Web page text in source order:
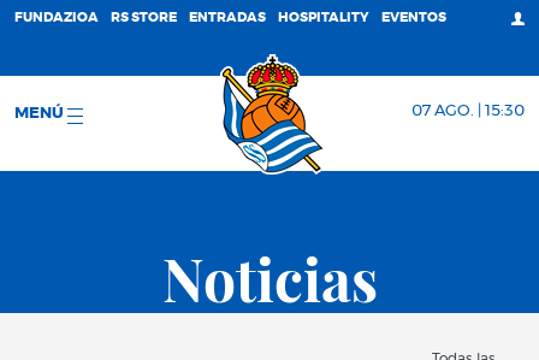
FUNDAZIOA RS STORE ENTRADAS HOSPITALITY EVENTOS
MENÚ 07 AGO. | 15:30
Noticias